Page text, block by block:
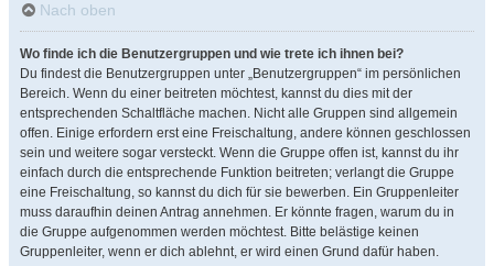
Nach oben
Wo finde ich die Benutzergruppen und wie trete ich ihnen bei?
Du findest die Benutzergruppen unter „Benutzergruppen“ im persönlichen
Bereich. Wenn du einer beitreten möchtest, kannst du dies mit der
entsprechenden Schaltfläche machen. Nicht alle Gruppen sind allgemein
offen. Einige erfordern erst eine Freischaltung, andere können geschlossen
sein und weitere sogar versteckt. Wenn die Gruppe offen ist, kannst du ihr
einfach durch die entsprechende Funktion beitreten; verlangt die Gruppe
eine Freischaltung, so kannst du dich für sie bewerben. Ein Gruppenleiter
muss daraufhin deinen Antrag annehmen. Er könnte fragen, warum du in
die Gruppe aufgenommen werden möchtest. Bitte belästige keinen
Gruppenleiter, wenn er dich ablehnt, er wird einen Grund dafür haben.